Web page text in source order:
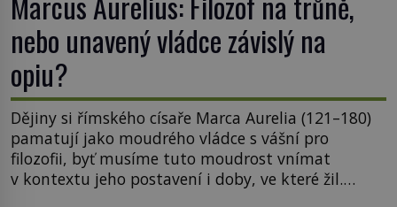
nebo unavený vládce závislý na
opiu?
Dějiny si římského císaře Marca Aurelia (121–180)
pamatují jako moudrého vládce s vášní pro
filozofii, byť musíme tuto moudrost vnímat
v kontextu jeho postavení i doby, ve které žil.